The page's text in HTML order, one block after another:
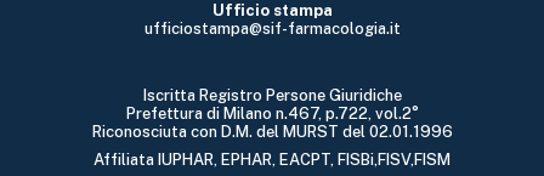
Ufficio stampa
ufficiostampa@sif-farmacologia.it
Iscritta Registro Persone Giuridiche
Prefettura di Milano n.467, p.722, vol.2°
Riconosciuta con D.M. del MURST del 02.01.1996
Affiliata IUPHAR, EPHAR, EACPT, FISBi,FISV,FISM